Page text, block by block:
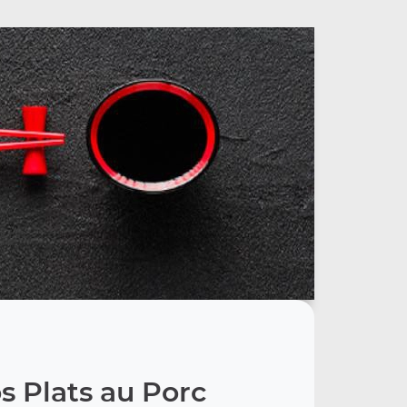
Plats au Porc